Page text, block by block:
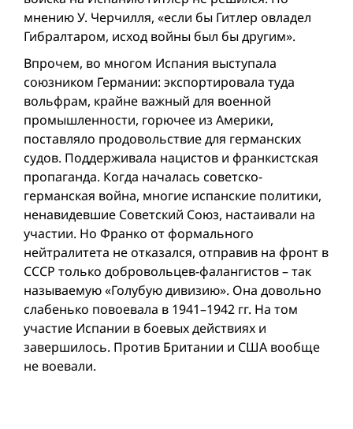
мнению У. Черчилля, «если бы Гитлер овладел
Гибралтаром, исход вой­ны был бы другим».
Впрочем, во многом Испания выступала
союзником Германии: экспортировала туда
вольфрам, крайне важный для военной
промышленности, горючее из Америки,
поставляло продовольствие для германских
судов. Поддерживала нацистов и франкистская
пропаганда. Когда началась советско-
германская вой­на, многие испанские политики,
ненавидевшие Советский Союз, настаивали на
участии. Но Франко от формального
нейтралитета не отказался, отправив на фронт в
СССР только добровольцев-фалангистов – так
называемую «Голубую дивизию». Она довольно
слабенько повоевала в 1941–1942 гг. На том
участие Испании в боевых действиях и
завершилось. Против Британии и США вообще
не воевали.